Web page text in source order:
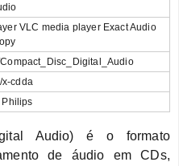
VLC media player Exact Audio
cdda
Philips
Audio) é o formato
de áudio em CDs,